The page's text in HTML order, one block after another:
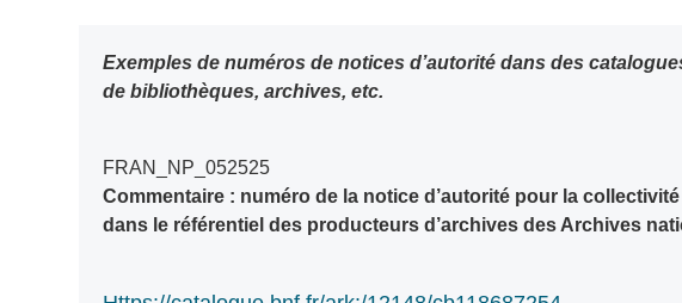
Exemples de numéros de notices d’autorité dans des catalogues et bases de données
de bibliothèques, archives, etc.
FRAN_NP_052525
Commentaire : numéro de la notice d’autorité pour la
dans le référentiel des producteurs d’archives des Archives